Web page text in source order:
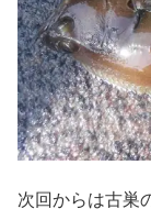
次回からは古巣